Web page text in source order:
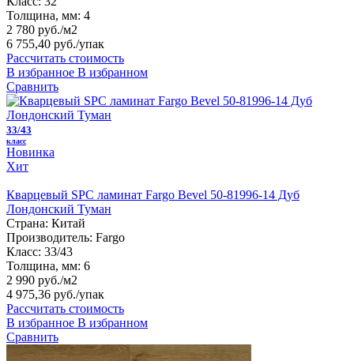
Толщина, мм: 4
2 780 руб./м2
6 755,40 руб./упак
Рассчитать стоимость
В избранное В избранном
Сравнить
33/43
класс
Новинка
Хит
Кварцевый SPC ламинат Fargo Bevel 50-81996-14 Дуб
Лондонский Туман
Страна: Китай
Производитель: Fargo
Класс: 33/43
Толщина, мм: 6
2 990 руб./м2
4 975,36 руб./упак
Рассчитать стоимость
В избранное В избранном
Сравнить